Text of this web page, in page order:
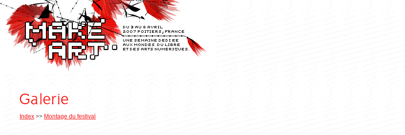
Index >> Montage du festival